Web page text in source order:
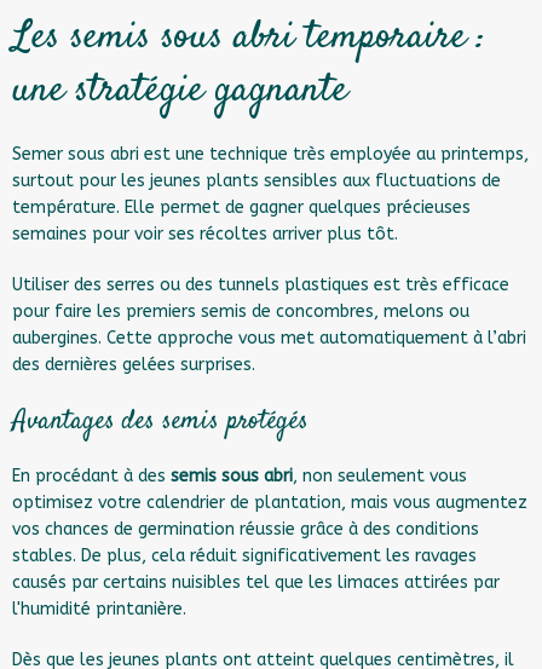
Les semis sous abri temporaire :
une stratégie gagnante
Semer sous abri est une technique très employée au printemps,
surtout pour les jeunes plants sensibles aux fluctuations de
température. Elle permet de gagner quelques précieuses
semaines pour voir ses récoltes arriver plus tôt.
Utiliser des serres ou des tunnels plastiques est très efficace
pour faire les premiers semis de concombres, melons ou
aubergines. Cette approche vous met automatiquement à l’abri
des dernières gelées surprises.
Avantages des semis protégés
En procédant à des semis sous abri, non seulement vous
optimisez votre calendrier de plantation, mais vous augmentez
vos chances de germination réussie grâce à des conditions
stables. De plus, cela réduit significativement les ravages
causés par certains nuisibles tel que les limaces attirées par
l'humidité printanière.
Dès que les jeunes plants ont atteint quelques centimètres, il